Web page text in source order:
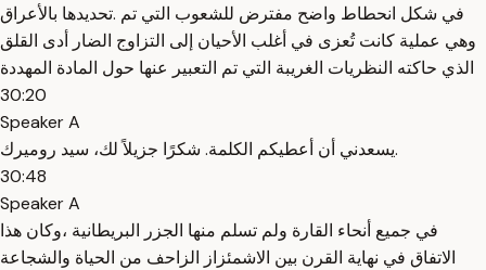
في شكل انحطاط واضح مفترض للشعوب التي تم .تحديدها بالأعراق
وهي عملية كانت تُعزى في أغلب الأحيان إلى التزاوج الضار أدى القلق
الذي حاكته النظريات الغريبة التي تم التعبير عنها حول المادة المهددة
30:20
Speaker A
يسعدني أن أعطيكم الكلمة. شكرًا جزيلاً لك، سيد روميرك.
30:48
Speaker A
في جميع أنحاء القارة ولم تسلم منها الجزر البريطانية ،وكان هذا
الاتفاق في نهاية القرن بين الاشمئزاز الزاحف من الحياة والشجاعة